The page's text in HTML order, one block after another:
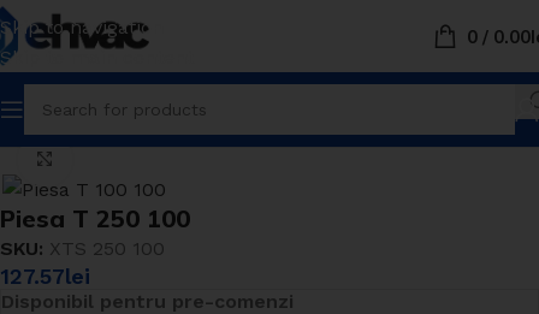
Skip to navigation
Skip to main content
0 / 0.00
pagină Tubulatura Ventilatie Piesa T
Piesa T 250 100
SKU: XTS 250 100
127.57lei
Disponibil pentru pre-comenzi